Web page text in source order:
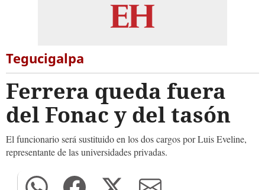
Tegucigalpa
Ferrera queda fuera
del Fonac y del tasón
El funcionario será sustituido en los dos cargos por Luis Eveline,
representante de las universidades privadas.